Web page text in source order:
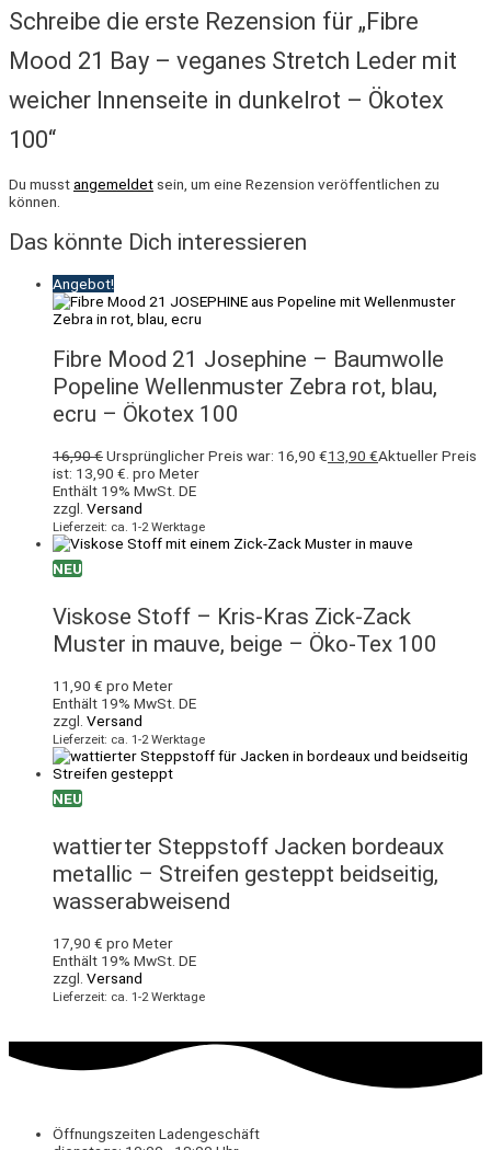
Schreibe die erste Rezension für „Fibre
Mood 21 Bay – veganes Stretch Leder mit
weicher Innenseite in dunkelrot – Ökotex
100“
Du musstangemeldet sein, um eine Rezension veröffentlichen zu
können.
Das könnte Dich interessieren
Angebot!
Fibre Mood 21 Josephine – Baumwolle
Popeline Wellenmuster Zebra rot, blau,
ecru – Ökotex 100
16,90€Ursprünglicher Preis war: 16,90 €13,90 €Aktueller Preis
ist: 13,90 €. pro Meter
Enthält 19% MwSt. DE
zzgl. Versand
Lieferzeit: ca. 1-2 Werktage
NEU
Viskose Stoff – Kris-Kras Zick-Zack
Muster in mauve, beige – Öko-Tex 100
11,90 € pro Meter
Enthält 19% MwSt. DE
zzgl. Versand
Lieferzeit: ca. 1-2 Werktage
NEU
wattierter Steppstoff Jacken bordeaux
metallic – Streifen gesteppt beidseitig,
wasserabweisend
17,90 € pro Meter
Enthält 19% MwSt. DE
zzgl. Versand
Lieferzeit: ca. 1-2 Werktage
Öffnungszeiten Ladengeschäft